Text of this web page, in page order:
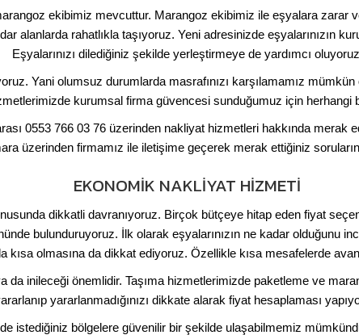
ekibimiz mevcuttur. Marangoz ekibimiz ile eşyalara
alanlarda rahatlıkla taşıyoruz. Yeni adresinizde eşyalarınızın
Eşyalarınızı dilediğiniz şekilde yerleştirmeye de yardımcı
Yani olumsuz durumlarda masrafınızı karşılamamız
kurumsal firma güvencesi sunduğumuz için herhangi
0553 766 03 76 üzerinden nakliyat hizmetleri hakkında merak
üzerinden firmamız ile iletişime geçerek merak ettiğiniz
EKONOMIK NAKLIYAT HIZMETI
dikkatli davranıyoruz. Birçok bütçeye hitap eden fiyat
bulunduruyoruz. İlk olarak eşyalarınızın ne kadar olduğunu
kısa olmasına da dikkat ediyoruz. Özellikle kısa mesafelerde
da inileceği önemlidir. Taşıma hizmetlerimizde paketleme ve
yararlanmadığınızı dikkate alarak fiyat hesaplaması
istediğiniz bölgelere güvenilir bir şekilde ulaşabilmemiz